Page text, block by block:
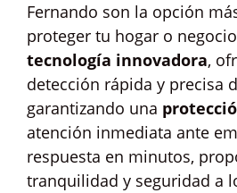
Fernando son la opción
proteger tu hogar o
tecnología innovadora,
detección rápida y precisa
garantizando una
atención inmediata ante
respuesta en minutos,
tranquilidad y seguridad a